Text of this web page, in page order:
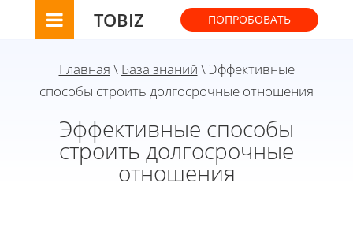
TOBIZ ПОПРОБОВАТЬ
Главная \ База знаний \ Эффективные
способы строить долгосрочные отношения
Эффективные способы
строить долгосрочные
отношения